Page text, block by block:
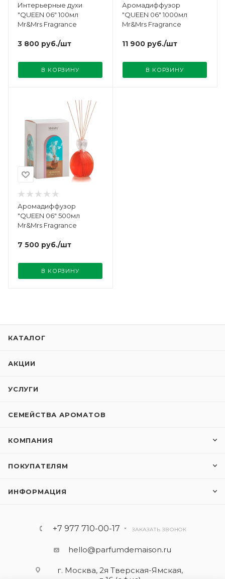
Интерьерные духи
"QUEEN 06" 100мл
Mr&Mrs Fragrance
3 800 руб./шт
В КОРЗИНУ
Аромадиффузор
"QUEEN 06" 1000мл
Mr&Mrs Fragrance
11 900 руб./шт
В КОРЗИНУ
Аромадиффузор
"QUEEN 06" 500мл
Mr&Mrs Fragrance
7 500 руб./шт
В КОРЗИНУ
КАТАЛОГ
АКЦИИ
УСЛУГИ
СЕМЕЙСТВА АРОМАТОВ
КОМПАНИЯ
ПОКУПАТЕЛЯМ
ИНФОРМАЦИЯ
+7 977 710-00-17 ЗАКАЗАТЬ ЗВОНОК
hello@parfumdemaison.ru
г. Москва, 2я Тверская-Ямская,